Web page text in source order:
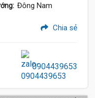
Đông Nam
Chia sẻ
0904439653